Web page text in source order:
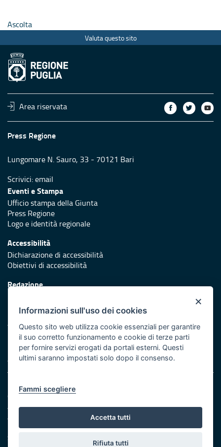
Ascolta
Valuta questo sito
Area riservata
Press Regione
Lungomare N. Sauro, 33 - 70121 Bari
Scrivici:email
Eventi e Stampa
Ufficio stampa della Giunta
Press Regione
Logo e identità regionale
Accessibilità
Dichiarazione di accessibilità
Obiettivi di accessibilità
Redazione
Protezione civile
Vai al sito di Protezione Civile Puglia
Iniziativa finanziata con risorse del POR Puglia 2014/2020 -
Asse XI
Note legali
Cookie e privacy
Amministrazione trasparente
Atti di notifica
Feed RSS
Servizi Intranet
×
Informazioni sull'uso dei cookies
Questo sito web utilizza cookie essenziali per garantire
il suo corretto funzionamento e cookie di terze parti
per fornire servizi erogati da portali esterni. Questi
ultimi saranno impostati solo dopo il consenso.
Fammi scegliere
Accetta tutti
Rifiuta tutti